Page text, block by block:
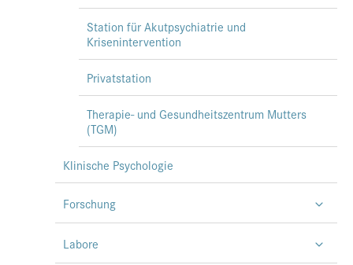
Station für Akutpsychiatrie und
Krisenintervention
Privatstation
Therapie- und Gesundheitszentrum Mutters
(TGM)
Klinische Psychologie
Forschung
Labore